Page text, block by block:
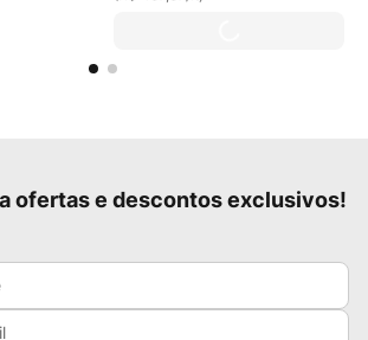
ofertas e descontos exclusivos!